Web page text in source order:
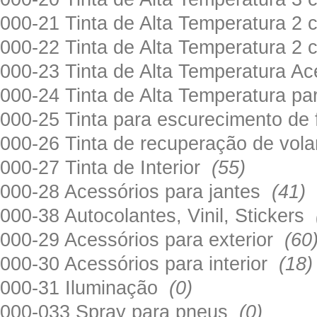
000-21 Tinta de Alta Temperatura
000-22 Tinta de Alta Temperatura
000-23 Tinta de Alta Temperatura
000-24 Tinta de Alta Temperatura
000-25 Tinta para escurecimento
000-26 Tinta de recuperação de
000-27 Tinta de Interior (55)
000-28 Acessórios para jantes (41)
000-38 Autocolantes, Vinil, Stickers
000-29 Acessórios para exterior
000-30 Acessórios para interior (18)
000-31 Iluminação (0)
000-033 Spray para pneus (0)